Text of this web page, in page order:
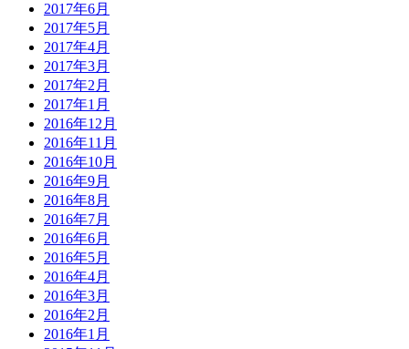
2017年6月
2017年5月
2017年4月
2017年3月
2017年2月
2017年1月
2016年12月
2016年11月
2016年10月
2016年9月
2016年8月
2016年7月
2016年6月
2016年5月
2016年4月
2016年3月
2016年2月
2016年1月